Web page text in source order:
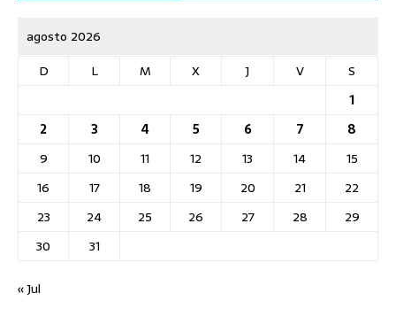
agosto 2026
D
L M X J V
S
1
2
3 4 5 6 7
8
9
10 11 12 13 14
15
16
17 18 19 20 21
22
23
24 25 26 27 28
29
30
31
« Jul